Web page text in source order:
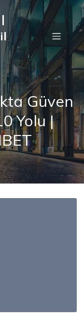
Güven
Yolu |